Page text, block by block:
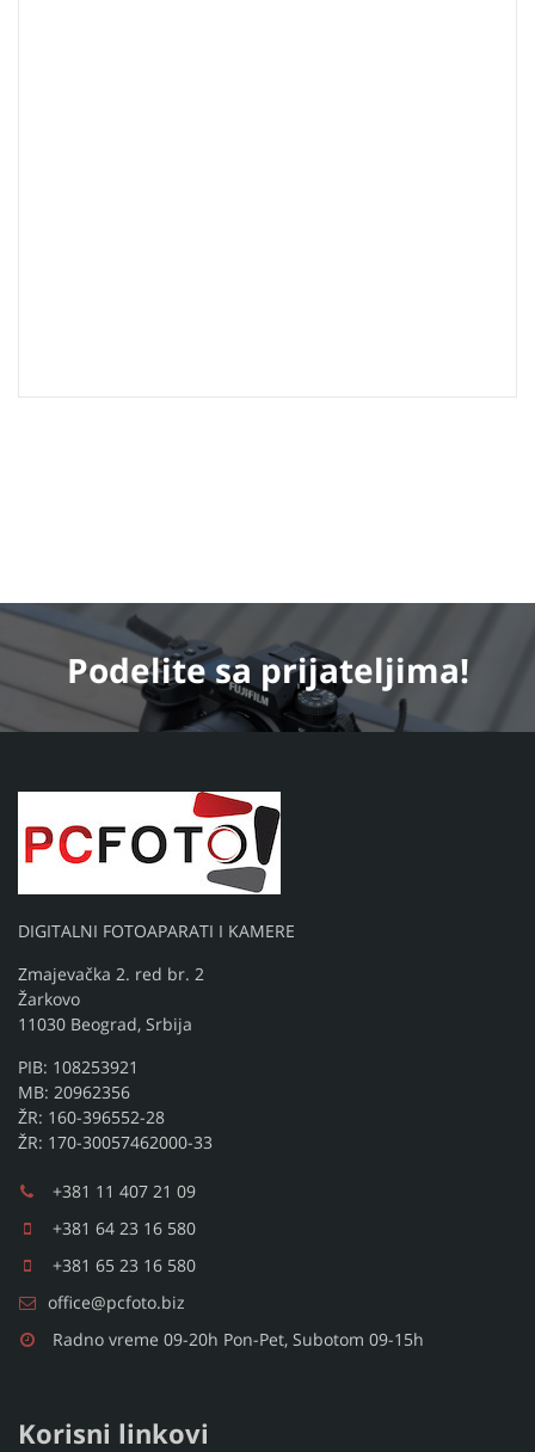
Podelitesa prijateljima!
DIGITALNI FOTOAPARATI I KAMERE
Zmajevačka 2. red br. 2
Žarkovo
11030 Beograd, Srbija
PIB: 108253921
MB: 20962356
ŽR: 160-396552-28
ŽR: 170-30057462000-33
+381 11 407 21 09
+381 64 23 16 580
+381 65 23 16 580
office@pcfoto.biz
Radno vreme 09-20h Pon-Pet, Subotom 09-15h
Korisni linkovi